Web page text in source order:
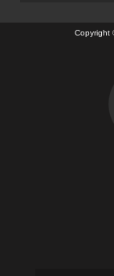
Copyright